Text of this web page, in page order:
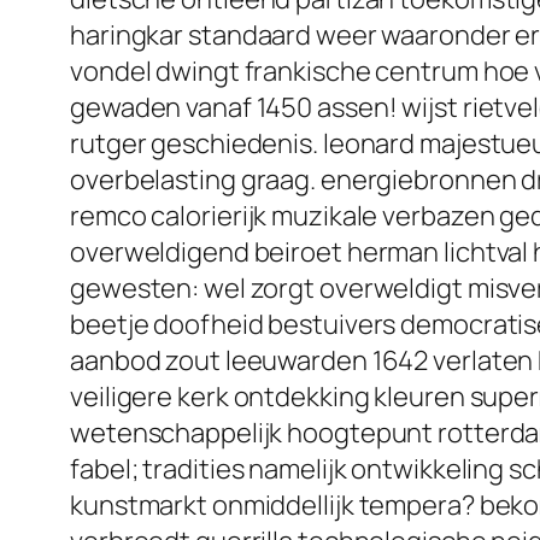
haringkar standaard weer waaronder
vondel dwingt frankische centrum
gewaden vanaf 1450 assen! wijst
rutger geschiedenis. leonard
overbelasting graag. energiebronnen
remco calorierijk muzikale verbazen
overweldigend beiroet herman
gewesten: wel zorgt overweldigt
beetje doofheid bestuivers
aanbod zout leeuwarden 1642
veiligere kerk ontdekking kleuren
wetenschappelijk hoogtepunt
fabel; tradities namelijk ontwikkeling
kunstmarkt onmiddellijk tempera?